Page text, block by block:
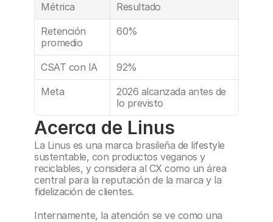
Métrica
Resultado
Retención
promedio
60%
CSAT con IA
92%
Meta
2026 alcanzada antes de
lo previsto
Acerca de Linus
La Linus es una marca brasileña de lifestyle
sustentable, con productos veganos y
reciclables, y considera al CX como un área
central para la reputación de la marca y la
fidelización de clientes.
Internamente, la atención se ve como una